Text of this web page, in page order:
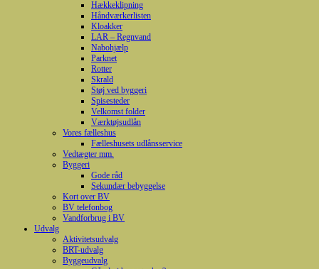
Hækkeklipning
Håndværkerlisten
Kloakker
LAR – Regnvand
Nabohjælp
Parknet
Rotter
Skrald
Støj ved byggeri
Spisesteder
Velkomst folder
Værktøjsudlån
Vores fælleshus
Fælleshusets udlånsservice
Vedtægter mm.
Byggeri
Gode råd
Sekundær bebyggelse
Kort over BV
BV telefonbog
Vandforbrug i BV
Udvalg
Aktivitetsudvalg
BRT-udvalg
Byggeudvalg